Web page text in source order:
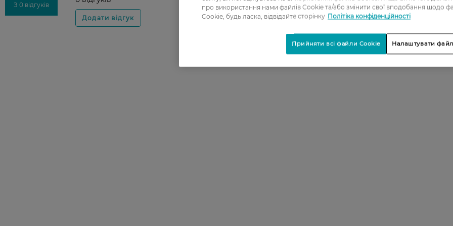
З 0 відгуків
3
4
5
про використання нами файлів Cookie та/або змінити свої вподобання щодо
Cookie, будь ласка, відвідайте сторінку Політіка конфіденційності
Налаштувати
Прийняти всі файли Cookie